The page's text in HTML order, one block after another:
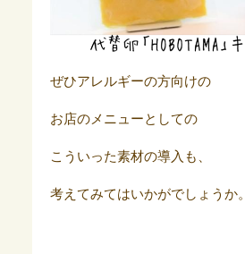
ぜひアレルギーの方向けの
お店のメニューとしての
こういった素材の導入も、
考えてみてはいかがでしょうか。